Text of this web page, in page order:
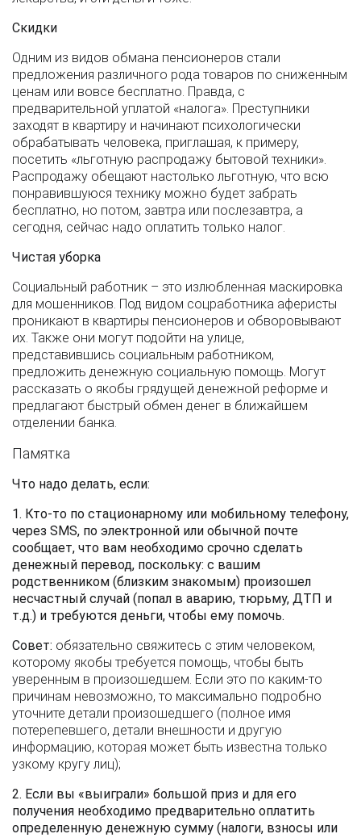
Скидки
Одним из видов обмана пенсионеров стали
предложения различного рода товаров по сниженным
ценам или вовсе бесплатно. Правда, с
предварительной уплатой «налога». Преступники
заходят в квартиру и начинают психологически
обрабатывать человека, приглашая, к примеру,
посетить «льготную распродажу бытовой техники».
Распродажу обещают настолько льготную, что всю
понравившуюся технику можно будет забрать
бесплатно, но потом, завтра или послезавтра, а
сегодня, сейчас надо оплатить только налог.
Чистая уборка
Социальный работник – это излюбленная маскировка
для мошенников. Под видом соцработника аферисты
проникают в квартиры пенсионеров и обворовывают
их. Также они могут подойти на улице,
представившись социальным работником,
предложить денежную социальную помощь. Могут
рассказать о якобы грядущей денежной реформе и
предлагают быстрый обмен денег в ближайшем
отделении банка.
Памятка
Что надо делать, если:
1. Кто-то по стационарному или мобильному телефону,
через SMS, по электронной или обычной почте
сообщает, что вам необходимо срочно сделать
денежный перевод, поскольку: с вашим
родственником (близким знакомым) произошел
несчастный случай (попал в аварию, тюрьму, ДТП и
т.д.) и требуются деньги, чтобы ему помочь.
Совет: обязательно свяжитесь с этим человеком,
которому якобы требуется помощь, чтобы быть
уверенным в произошедшем. Если это по каким-то
причинам невозможно, то максимально подробно
уточните детали произошедшего (полное имя
потерепевшего, детали внешности и другую
информацию, которая может быть известна только
узкому кругу лиц);
2. Если вы «выиграли» большой приз и для его
получения необходимо предварительно оплатить
определенную денежную сумму (налоги, взносы или